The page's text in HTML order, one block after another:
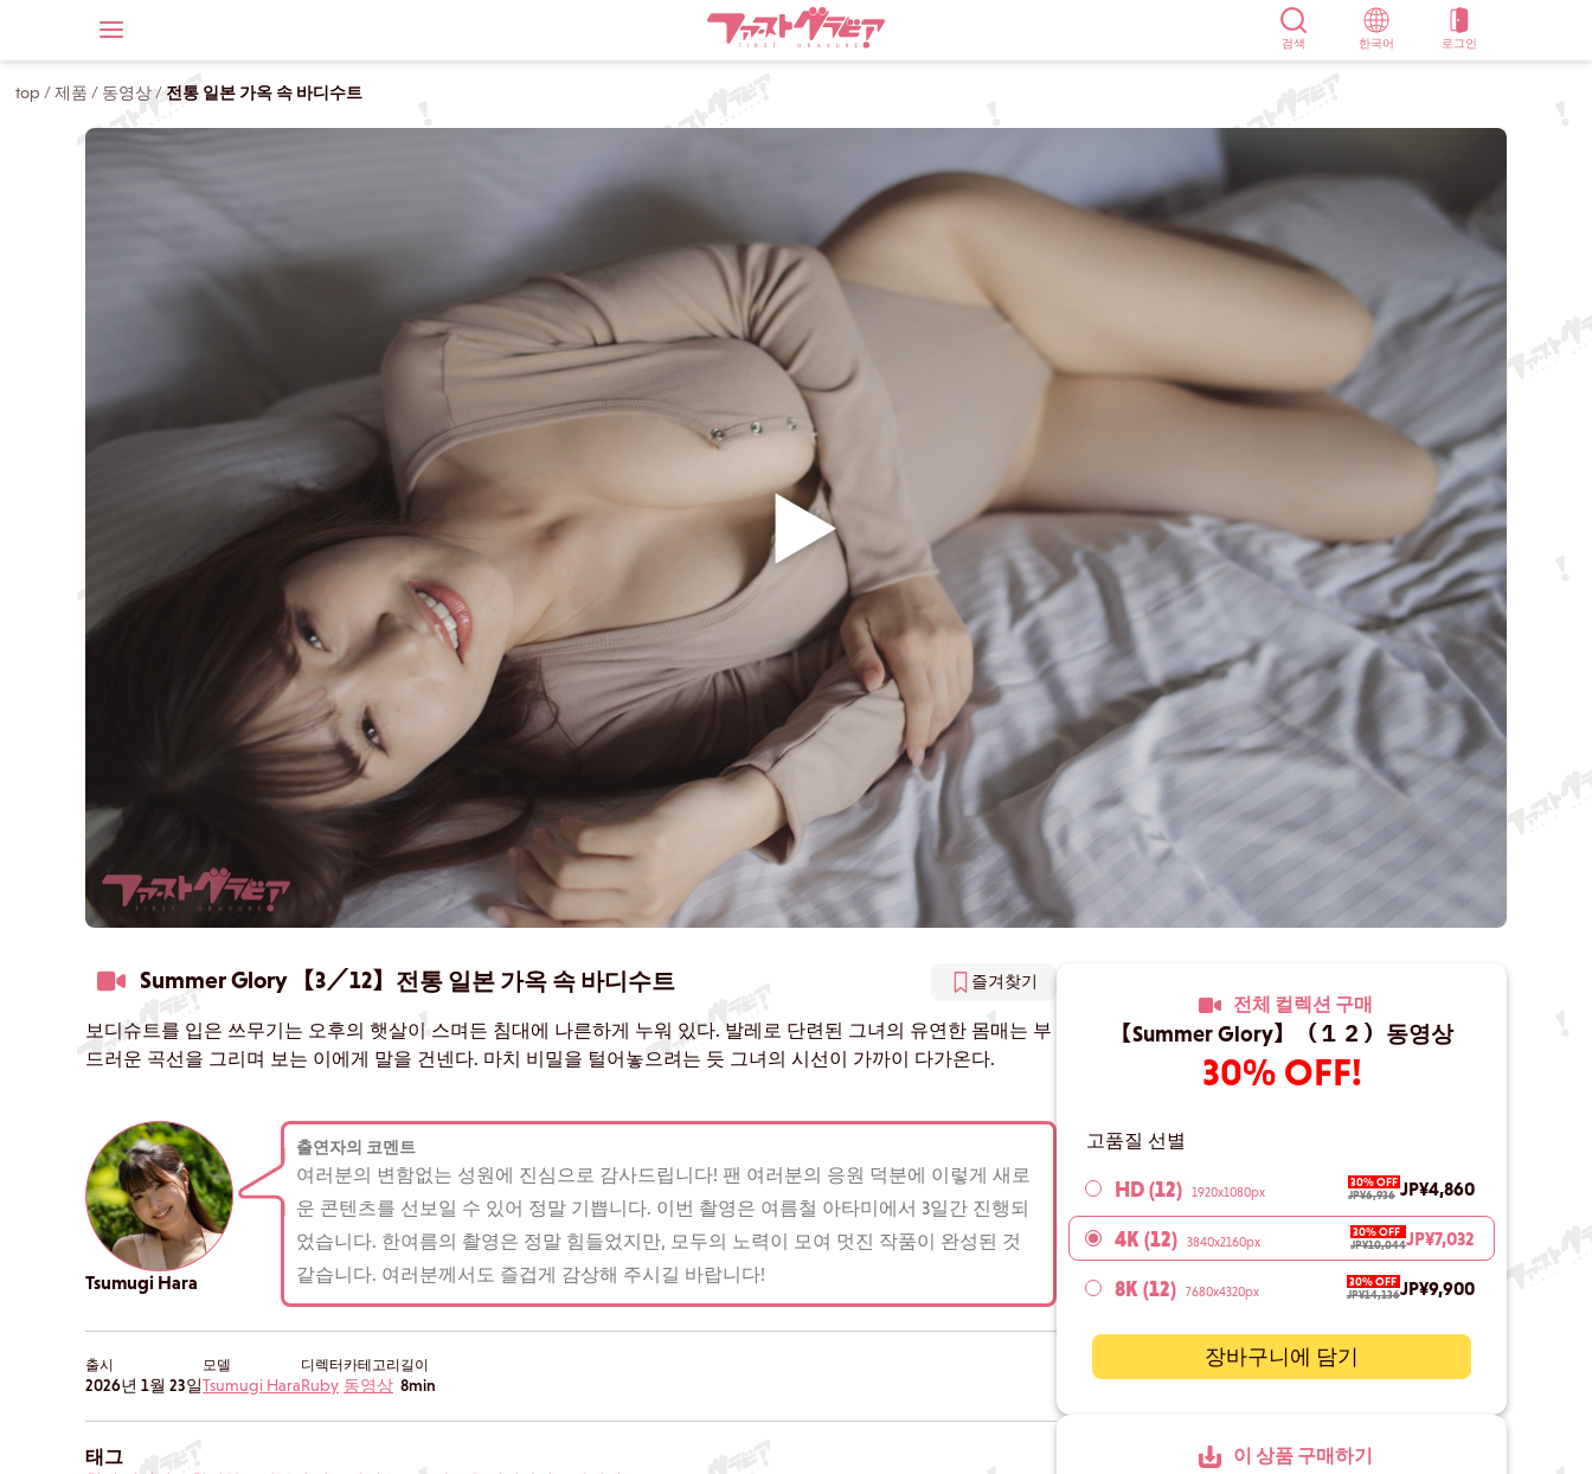
검색 한국어 로그인
top /제품 / 동영상/ 전통 일본 가옥 속 바디수트
Summer Glory 【3／12】 전통 일본 가옥 속 바디수트 즐겨찾기
보디슈트를 입은 쓰무기는 오후의 햇살이 스며든 침대에 나른하게 누워 있다. 발레로 단련된 그녀의 유연한 몸매는 부
드러운 곡선을 그리며 보는 이에게 말을 건넨다. 마치 비밀을 털어놓으려는 듯 그녀의 시선이 가까이 다가온다.
Tsumugi Hara
출연자의 코멘트
여러분의 변함없는 성원에 진심으로 감사드립니다! 팬 여러분의 응원 덕분에 이렇게 새로
운 콘텐츠를 선보일 수 있어 정말 기쁩니다. 이번 촬영은 여름철 아타미에서 3일간 진행되
었습니다. 한여름의 촬영은 정말 힘들었지만, 모두의 노력이 모여 멋진 작품이 완성된 것
같습니다. 여러분께서도 즐겁게 감상해 주시길 바랍니다!
출시
2026년 1월 23일
모델
Tsumugi Hara
디렉터
Ruby
카테고리
동영상
길이
8min
태그
전체 컬렉션 구매
【Summer Glory】（１２）동영상
30% OFF!
고품질 선별
HD (12) 1920x1080px
30% OFF
JP¥6,936 JP¥4,860
4K (12) 3840x2160px
30% OFF
JP¥10,044JP¥7,032
8K (12) 7680x4320px
30% OFF
JP¥14,136JP¥9,900
장바구니에 담기
이 상품 구매하기